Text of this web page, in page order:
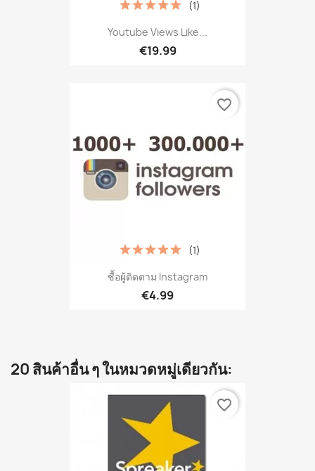
Youtube Views Like...
€19.99
(1)
ซื้อผู้ติดตาม Instagram
€4.99
(1)
favorite_border
20 สินค้าอื่น ๆ ในหมวดหมู่เดียวกัน:
favorite_border